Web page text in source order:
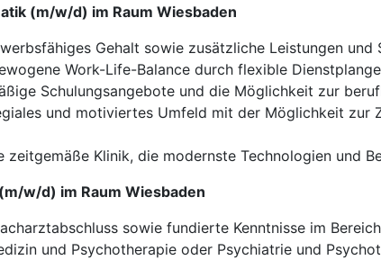
(m/w/d) im Raum Wiesbaden
Gehalt sowie zusätzliche Leistungen und
Work-Life-Balance durch flexible
Schulungsangebote und die Möglichkeit zur
und motiviertes Umfeld mit der Möglichkeit zur
zeitgemäße Klinik, die modernste Technologien und
w/d) im Raum Wiesbaden
sowie fundierte Kenntnisse im
und Psychotherapie oder Psychiatrie und